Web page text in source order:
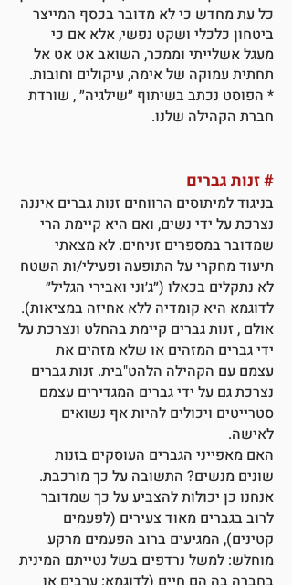
כל עת מחדש כי לא מדובר בכסף המייצר
ביטחון כלכלי ושקט נפשי, אלא אם כי
מעגל אשלייתי וממכר, השואב אט אט אל
תחתית עמוקה של אימה, עיקולים וחובות.
* הפוסט נכתב בשיתוף ״שילגיה״ , שורדת
חברת הקהילה שלנו.
#זנות גברים
בניגוד למיתוסים הרווחים זנות גברים איננה
נצרכת על ידי נשים, ואם היא קיימת הרי
שמדובר במספרים זניחים. לא מצאתי
תיעוד מחקרי על התופעה ופעילי/ות השטח
לא נתקלים בכאלו (״ג׳וני ואבירי הגליל״
לדוגמא היא קומדיה ללא אחיזה במציאות).
אולם , זנות גברים קיימת בהחלט ונצרכת על
ידי גברים המזהים או שלא מזהים את
עצמם עם הקהילה הלהט"בית. זנות גברים
נצרכת גם על ידי גברים המגדירים עצמם
סטרייטים ויכולים להיות אף נשואים
לאישה.
האם מאפייני הגברים העוסקים בזנות
שונים מנשים? התשובה על כך מורכבת.
אנחנו כן יכולות להצביע על כך שמדובר
לרוב בגברים מאוד צעירים (לפעמים
קטינים), המגיעים ברוב הפעמים מרקע
מוחלש: למשל נרדפים בשל נטייתם המינית